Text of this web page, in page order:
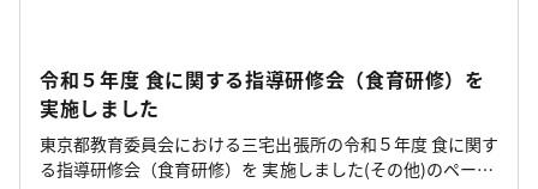
令和５年度 食に関する指導研修会（食育研修）を
実施しました
東京都教育委員会における三宅出張所の令和５年度 食に関す
る指導研修会（食育研修）を 実施しました(その他)のページ